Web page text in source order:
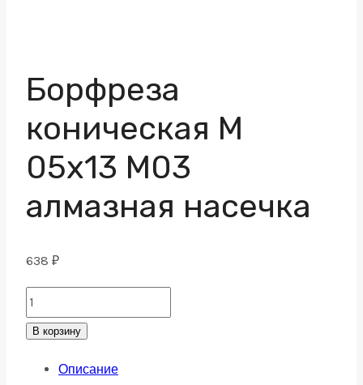
Борфреза
коническая M
05х13 M03
алмазная насечка
638 ₽
Борфреза
коническая
05х13
В корзину
Описание